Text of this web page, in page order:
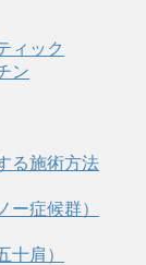
ィック
ン
る施術方法
ー症候群）
十肩）